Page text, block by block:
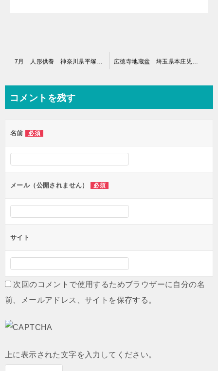
ビ
ー
シ
ン
7月 人形供養 神奈川県平塚市 円宗院 広徳寺地蔵盆 埼玉県本庄児玉にて
コメントを残す
名前 必須
メール（公開されません） 必須
サイト
次回のコメントで使用するためブラウザーに自分の名
前、メールアドレス、サイトを保存する。
上に表示された文字を入力してください。